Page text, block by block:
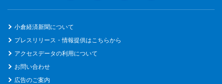
小倉経済新聞について
プレスリリース・情報提供はこちらから
アクセスデータの利用について
お問い合わせ
広告のご案内